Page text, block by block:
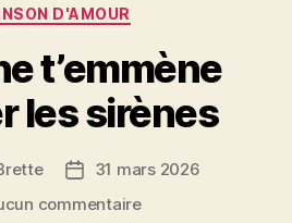
Catégories
D'AMOUR
t’emmène
les sirènes
Date31 mars 2026
commentairesur